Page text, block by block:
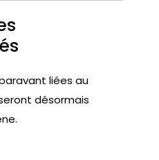
liées au
désormais